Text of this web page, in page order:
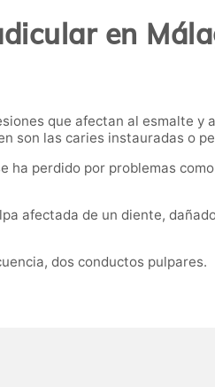
en
que afectan al esmalte y
son las caries instauradas o
ha perdido por problemas
afectada de un diente,
dos conductos pulpares.